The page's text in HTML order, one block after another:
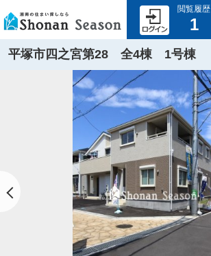
閲覧履歴
1
平塚市四之宮第28 全4棟 1号棟